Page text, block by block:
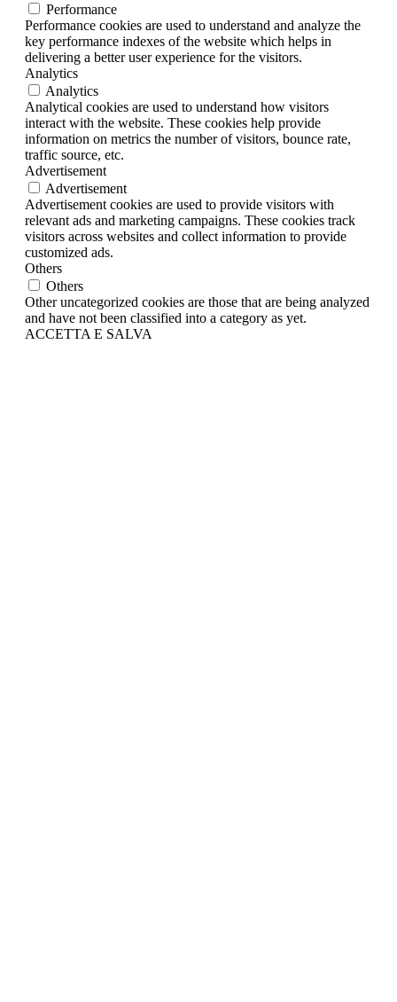
Performance
Performance cookies are used to understand and analyze the
key performance indexes of the website which helps in
delivering a better user experience for the visitors.
Analytics
Analytics
Analytical cookies are used to understand how visitors
interact with the website. These cookies help provide
information on metrics the number of visitors, bounce rate,
traffic source, etc.
Advertisement
Advertisement
Advertisement cookies are used to provide visitors with
relevant ads and marketing campaigns. These cookies track
visitors across websites and collect information to provide
customized ads.
Others
Others
Other uncategorized cookies are those that are being analyzed
and have not been classified into a category as yet.
ACCETTA E SALVA